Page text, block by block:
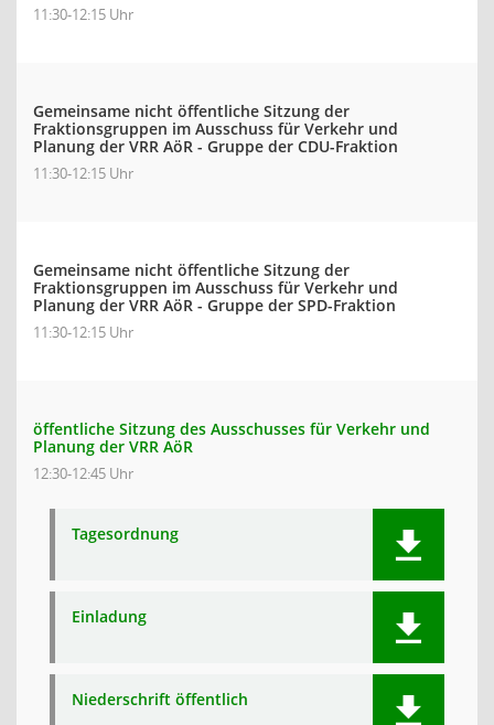
11:30-12:15 Uhr
Gemeinsame nicht öffentliche Sitzung der
Fraktionsgruppen im Ausschuss für Verkehr und
Planung der VRR AöR - Gruppe der CDU-Fraktion
11:30-12:15 Uhr
Gemeinsame nicht öffentliche Sitzung der
Fraktionsgruppen im Ausschuss für Verkehr und
Planung der VRR AöR - Gruppe der SPD-Fraktion
11:30-12:15 Uhr
öffentliche Sitzung des Ausschusses für Verkehr und
Planung der VRR AöR
12:30-12:45 Uhr
Tagesordnung
Einladung
Niederschrift öffentlich